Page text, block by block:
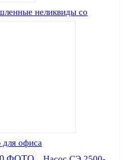
неликвиды со
офиса